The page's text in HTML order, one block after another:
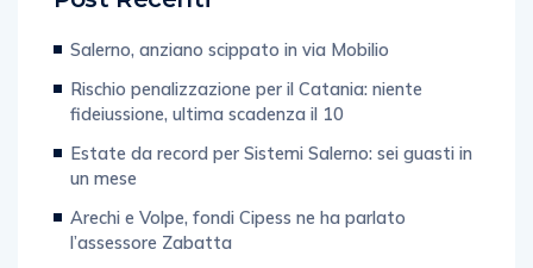
Salerno, anziano scippato in via Mobilio
Rischio penalizzazione per il Catania: niente
fideiussione, ultima scadenza il 10
Estate da record per Sistemi Salerno: sei guasti in
un mese
Arechi e Volpe, fondi Cipess ne ha parlato
l’assessore Zabatta